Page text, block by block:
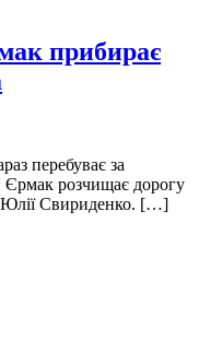
прибирає
перебуває за
Єрмак розчищає дорогу
Юлії Свириденко. […]